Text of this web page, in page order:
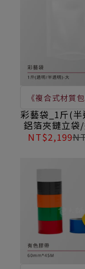
《複合式材質
稱積層袋，包
應用於零售食
配夾鏈式設計
使用，具有基
彩藝袋_1斤(半
鋁箔夾鏈立袋
立袋)-
NT$2,199